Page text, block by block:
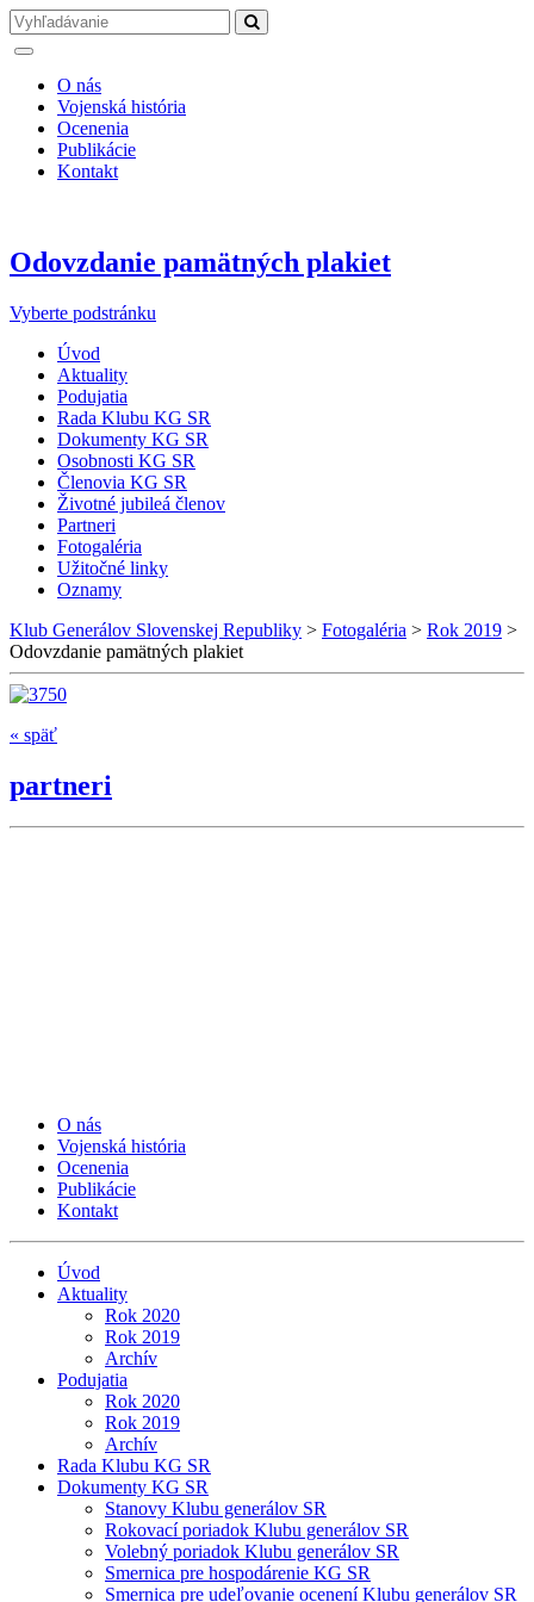
O nás
Vojenská história
Ocenenia
Publikácie
Kontakt
Odovzdanie pamätných plakiet
Vyberte podstránku
Úvod
Aktuality
Podujatia
Rada Klubu KG SR
Dokumenty KG SR
Osobnosti KG SR
Členovia KG SR
Životné jubileá členov
Partneri
Fotogaléria
Užitočné linky
Oznamy
Klub Generálov Slovenskej Republiky > Fotogaléria > Rok 2019 >
Odovzdanie pamätných plakiet
« späť
partneri
O nás
Vojenská história
Ocenenia
Publikácie
Kontakt
Úvod
Aktuality
Rok 2020
Rok 2019
Archív
Podujatia
Rok 2020
Rok 2019
Archív
Rada Klubu KG SR
Dokumenty KG SR
Stanovy Klubu generálov SR
Rokovací poriadok Klubu generálov SR
Volebný poriadok Klubu generálov SR
Smernica pre hospodárenie KG SR
Smernica pre udeľovanie ocenení Klubu generálov SR